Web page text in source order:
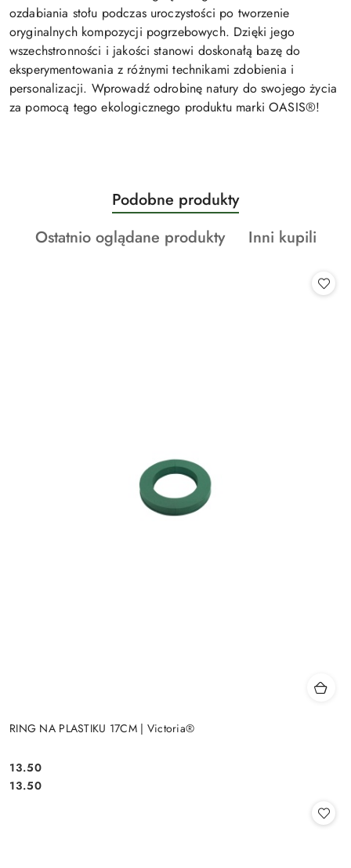
ozdabiania stołu podczas uroczystości po tworzenie
oryginalnych kompozycji pogrzebowych. Dzięki jego
wszechstronności i jakości stanowi doskonałą bazę do
eksperymentowania z różnymi technikami zdobienia i
personalizacji. Wprowadź odrobinę natury do swojego życia
za pomocą tego ekologicznego produktu marki OASIS®!
Pomiń karuzelę produktów
Produkty
o
statusie:
Podobne produkty
Produkty
Ostatnio oglądane produkty
Produkty
Inni kupili
RING NA PLASTIKU 17CM | Victoria®
Cena:
13.50
Cena:
13.50